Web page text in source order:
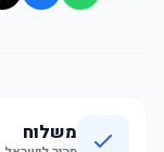
משלוח